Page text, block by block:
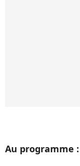
Au programme :